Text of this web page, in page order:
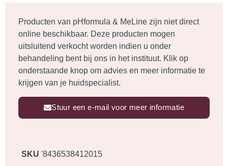
Producten van pHformula & MeLine zijn niet direct
online beschikbaar. Deze producten mogen
uitsluitend verkocht worden indien u onder
behandeling bent bij ons in het instituut. Klik op
onderstaande knop om advies en meer informatie te
krijgen van je huidspecialist.
Stuur een e-mail voor meer informatie
SKU '8436538412015